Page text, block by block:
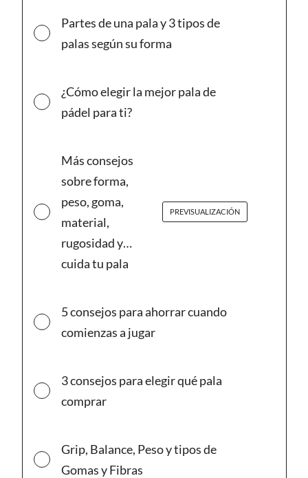
Partes de una pala y 3 tipos de
palas según su forma
¿Cómo elegir la mejor pala de
pádel para ti?
Más consejos
sobre forma,
peso, goma,
material,
rugosidad y…
cuida tu pala
PREVISUALIZACIÓN
5 consejos para ahorrar cuando
comienzas a jugar
3 consejos para elegir qué pala
comprar
Grip, Balance, Peso y tipos de
Gomas y Fibras